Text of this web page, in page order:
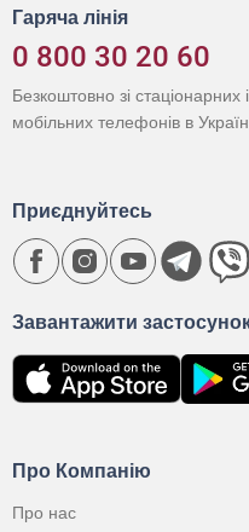
Гаряча лінія
0 800 30 20 60
Безкоштовно зі стаціонарних і
мобільних телефонів в
Про Компанію
Про нас
Завантажити
Приєднуйтесь